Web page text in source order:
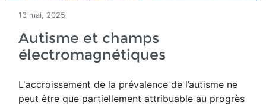
13 mai, 2025
Autisme et champs
électromagnétiques
L'accroissement de la prévalence de l’autisme ne
peut être que partiellement attribuable au progrès